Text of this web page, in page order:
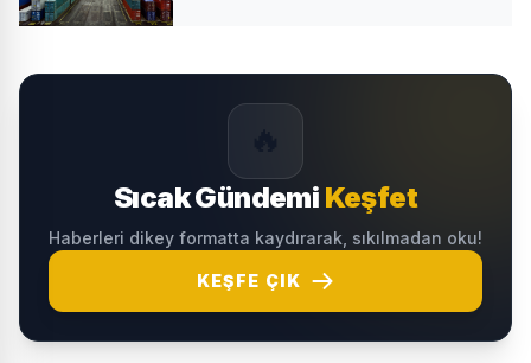
Sıcak Gündemi Keşfet
Haberleri dikey formatta kaydırarak, sıkılmadan oku!
KEŞFE ÇIK